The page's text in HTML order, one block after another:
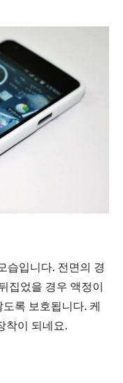
습입니다. 전면의 경
집었을 경우 액정이
록 보호됩니다. 케
착이 되네요.